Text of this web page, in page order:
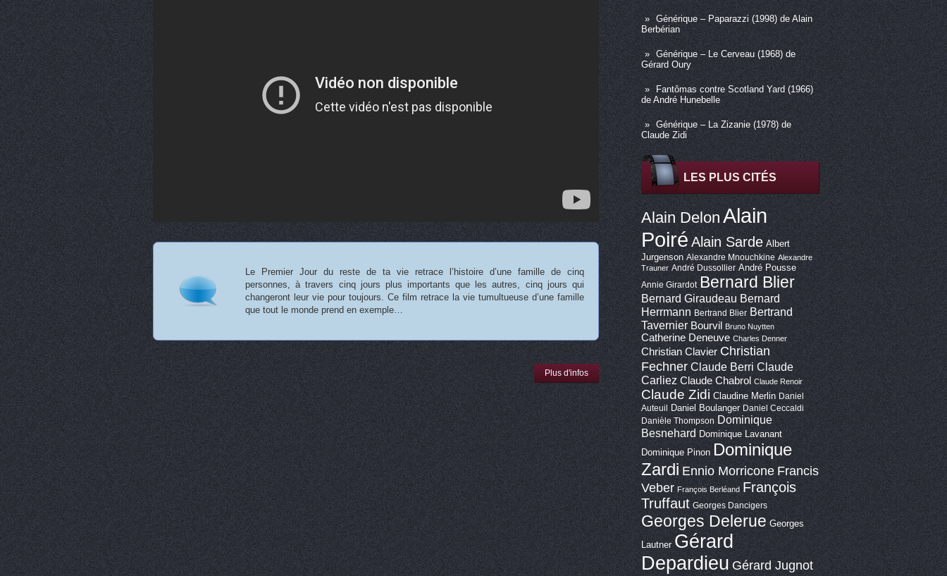
Générique – Paparazzi (1998) de Alain
Berbérian
Générique – Le Cerveau (1968) de
Gérard Oury
Fantômas contre Scotland Yard (1966)
de André Hunebelle
Générique – La Zizanie (1978) de
Claude Zidi
LES PLUS CITÉS
Alain DelonAlain
Poiré Alain Sarde Albert
Jurgenson Alexandre Mnouchkine Alexandre
Trauner André Dussollier André Pousse
Annie Girardot Bernard Blier
Bernard Giraudeau Bernard
Herrmann Bertrand Blier Bertrand
Tavernier Bourvil Bruno Nuytten
Catherine Deneuve Charles Denner
Christian Clavier Christian
Fechner Claude Berri Claude
Carliez Claude Chabrol Claude Renoir
Claude Zidi Claudine Merlin Daniel
Auteuil
Daniel Boulanger Daniel Ceccaldi
Danièle Thompson Dominique
Besnehard Dominique Lavanant
Dominique Pinon Dominique
Zardi Ennio Morricone Francis
Veber François Berléand François
Truffaut Georges Dancigers
Georges Delerue Georges
Lautner Gérard
Depardieu Gérard Jugnot
Le Premier Jour du reste de ta vie retrace l’histoire d’une famille de cinq
personnes, à travers cinq jours plus importants que les autres, cinq jours qui
changeront leur vie pour toujours. Ce film retrace la vie tumultueuse d’une famille
que tout le monde prend en exemple…
Plus d'infos